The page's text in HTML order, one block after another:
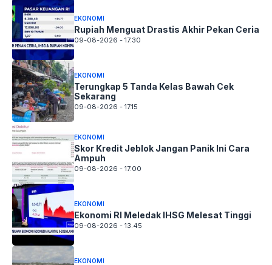
EKONOMI
Rupiah Menguat Drastis Akhir Pekan Ceria
09-08-2026 - 17.30
EKONOMI
Terungkap 5 Tanda Kelas Bawah Cek
Sekarang
09-08-2026 - 17.15
EKONOMI
Skor Kredit Jeblok Jangan Panik Ini Cara
Ampuh
09-08-2026 - 17.00
EKONOMI
Ekonomi RI Meledak IHSG Melesat Tinggi
09-08-2026 - 13.45
EKONOMI